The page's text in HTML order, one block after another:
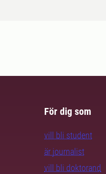
För dig som
vill bli student
är journalist
vill bli doktorand